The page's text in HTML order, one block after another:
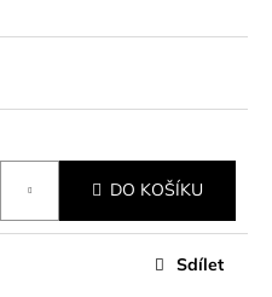
DO KOŠÍKU
Sdílet